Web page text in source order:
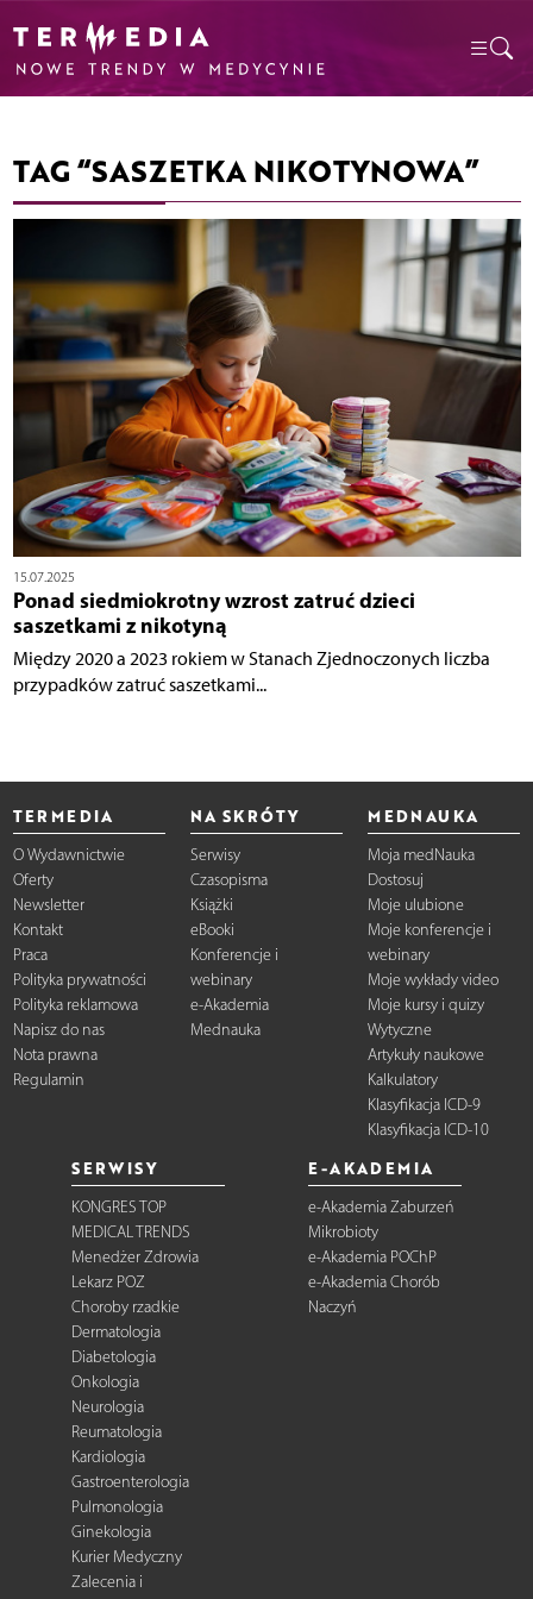
TAG “SASZETKA NIKOTYNOWA”
15.07.2025
Ponad siedmiokrotny wzrost zatruć dzieci
saszetkami z nikotyną
Między 2020 a 2023 rokiem w Stanach Zjednoczonych liczba
przypadków zatruć saszetkami...
TERMEDIA
O Wydawnictwie
Oferty
Newsletter
Kontakt
Praca
Polityka prywatności
Polityka reklamowa
Napisz do nas
Nota prawna
Regulamin
NA SKRÓTY
Serwisy
Czasopisma
Książki
eBooki
Konferencje i
webinary
e-Akademia
Mednauka
MEDNAUKA
Moja medNauka
Dostosuj
Moje ulubione
Moje konferencje i
webinary
Moje wykłady video
Moje kursy i quizy
Wytyczne
Artykuły naukowe
Kalkulatory
Klasyfikacja ICD-9
Klasyfikacja ICD-10
SERWISY
KONGRES TOP
MEDICAL TRENDS
Menedżer Zdrowia
Lekarz POZ
Choroby rzadkie
Dermatologia
Diabetologia
Onkologia
Neurologia
Reumatologia
Kardiologia
Gastroenterologia
Pulmonologia
Ginekologia
Kurier Medyczny
Zalecenia i
E-AKADEMIA
e-Akademia Zaburzeń
Mikrobioty
e-Akademia POChP
e-Akademia Chorób
Naczyń